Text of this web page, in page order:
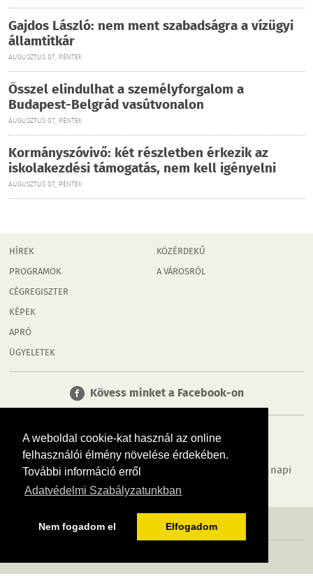
A weboldal cookie-kat használ az online
felhasználói élmény növelése érdekében.
További információ erről
Adatvédelmi Szabályzatunkban
Nem fogadom el Elfogadom
Gajdos László: nem ment szabadságra a vízügyi
államtitkár
AUGUSZTUS 07., PÉNTEK
Ősszel elindulhat a személyforgalom a
Budapest-Belgrád vasútvonalon
AUGUSZTUS 07., PÉNTEK
Kormányszóvivő: két részletben érkezik az
iskolakezdési támogatás, nem kell igényelni
AUGUSZTUS 07., PÉNTEK
HÍREK
PROGRAMOK
CÉGREGISZTER
KÉPEK
APRÓ
ÜGYELETEK
KÖZÉRDEKŰ
A VÁROSRÓL
Kövess minket a Facebook-on
Tudj meg többet városodról! Hírek, programok, képek, napi
menü, cégek…. és minden, ami Győr
MÉDIAAJÁNLÓ ADATVÉDELEM IMPRESSZUM RÓLUNK